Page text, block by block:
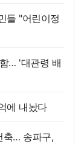
들 "어린이정
… '대관령 배
에 내놨다
축… 송파구,